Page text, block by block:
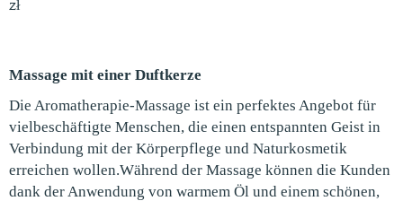
Massage mit einer Duftkerze
Die Aromatherapie-Massage ist ein perfektes Angebot für
vielbeschäftigte Menschen, die einen entspannten Geist in
Verbindung mit der Körperpflege und Naturkosmetik
erreichen wollen.Während der Massage können die Kunden
dank der Anwendung von warmem Öl und einem schönen,